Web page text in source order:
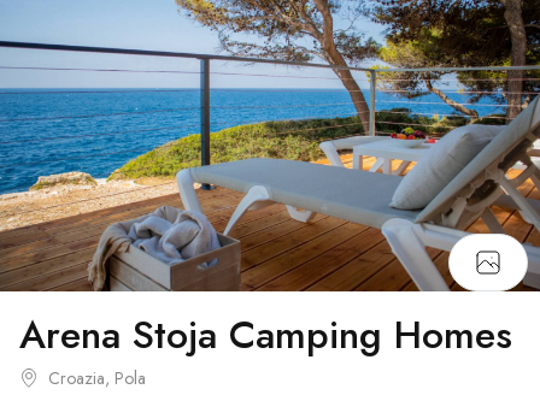
Arena Stoja Camping Homes
Croazia, Pola